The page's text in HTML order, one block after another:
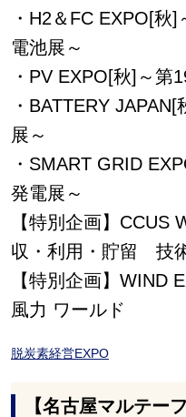
・H2＆FC EXPO[秋
電池展～
・PV EXPO[秋]～第
・BATTERY
展～
・SMART GRID
発電展～
【特別企画】CCUS
収・利用・貯留 技
【特別企画】WIND
風力 ワールド
脱炭素経営EXPO
【名古屋マルテー